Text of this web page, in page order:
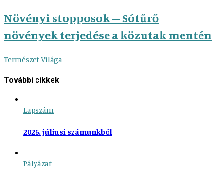
Növényi stopposok – Sótűrő
növények terjedése a közutak mentén
Természet Világa
További cikkek
Lapszám
2026. júliusi számunkból
Pályázat